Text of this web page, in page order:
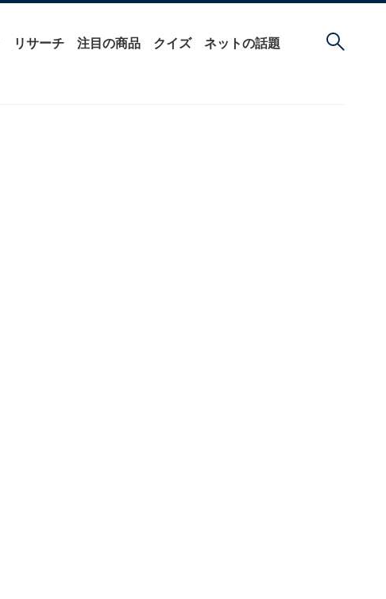
リサーチ 注目の商品 クイズ ネットの話題